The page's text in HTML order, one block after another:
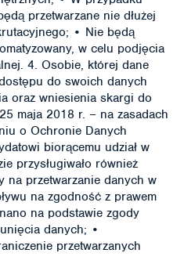
przetwarzane nie dłużej
• Nie będą
w celu podjęcia
4. Osobie, której dane
do swoich danych
oraz wniesienia skargi do
maja 2018 r. – na zasadach
o Ochronie Danych
biorącemu udział w
przysługiwało również
przetwarzanie danych w
na zgodność z prawem
na podstawie zgody
danych; •
przetwarzanych